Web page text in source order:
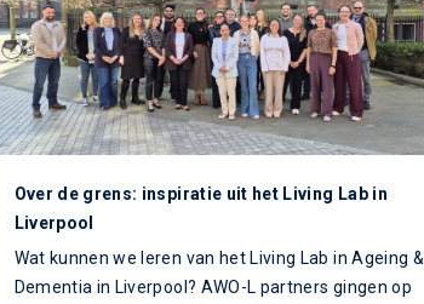
Over de grens: inspiratie uit het Living Lab in
Liverpool
Wat kunnen we leren van het Living Lab in Ageing &
Dementia in Liverpool? AWO-L partners gingen op